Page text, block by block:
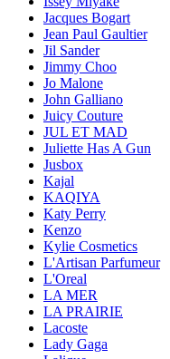
Jacques Bogart
Jean Paul Gaultier
Jil Sander
Jimmy Choo
Jo Malone
John Galliano
Juicy Couture
JUL ET MAD
Juliette Has A Gun
Jusbox
Kajal
KAQIYA
Katy Perry
Kenzo
Kylie Cosmetics
L'Artisan Parfumeur
L'Oreal
LA MER
LA PRAIRIE
Lacoste
Lady Gaga